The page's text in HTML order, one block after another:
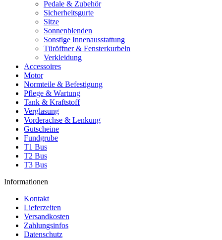
Pedale & Zubehör
Sicherheitsgurte
Sitze
Sonnenblenden
Sonstige Innenausstattung
Türöffner & Fensterkurbeln
Verkleidung
Accessoires
Motor
Normteile & Befestigung
Pflege & Wartung
Tank & Kraftstoff
Verglasung
Vorderachse & Lenkung
Gutscheine
Fundgrube
T1 Bus
T2 Bus
T3 Bus
Informationen
Kontakt
Lieferzeiten
Versandkosten
Zahlungsinfos
Datenschutz